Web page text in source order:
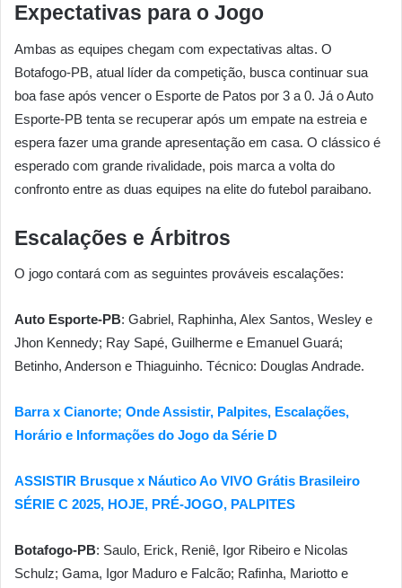
Expectativas para o Jogo
Ambas as equipes chegam com expectativas altas. O
Botafogo-PB, atual líder da competição, busca continuar sua
boa fase após vencer o Esporte de Patos por 3 a 0. Já o Auto
Esporte-PB tenta se recuperar após um empate na estreia e
espera fazer uma grande apresentação em casa. O clássico é
esperado com grande rivalidade, pois marca a volta do
confronto entre as duas equipes na elite do futebol paraibano.
Escalações e Árbitros
O jogo contará com as seguintes prováveis escalações:
Auto Esporte-PB: Gabriel, Raphinha, Alex Santos, Wesley e
Jhon Kennedy; Ray Sapé, Guilherme e Emanuel Guará;
Betinho, Anderson e Thiaguinho. Técnico: Douglas Andrade.
Barra x Cianorte; Onde Assistir, Palpites, Escalações,
Horário e Informações do Jogo da Série D
ASSISTIR Brusque x Náutico Ao VIVO Grátis Brasileiro
SÉRIE C 2025, HOJE, PRÉ-JOGO, PALPITES
Botafogo-PB: Saulo, Erick, Reniê, Igor Ribeiro e Nicolas
Schulz; Gama, Igor Maduro e Falcão; Rafinha, Mariotto e